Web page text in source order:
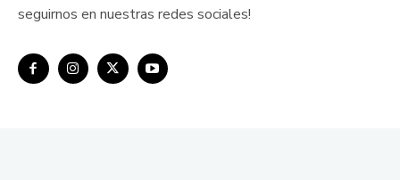
seguirnos en nuestras redes sociales!